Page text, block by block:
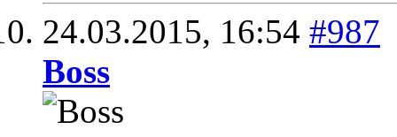
24.03.2015, 16:54 #987
Boss